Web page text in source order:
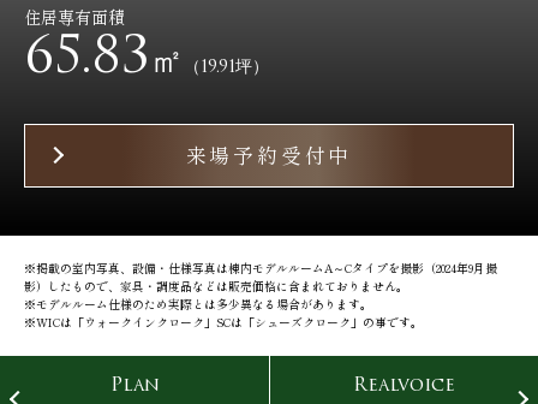
住居専有面積
65.83 ㎡ （19.91坪）
来場予約受付中
※掲載の室内写真、設備・仕様写真は棟内モデルルームA～Cタイプを撮影（2024年9月撮
影）したもので、家具・調度品などは販売価格に含まれておりません。
※モデルルーム仕様のため実際とは多少異なる場合があります。
※WICは「ウォークインクローク」SCは「シューズクローク」の事です。
Plan Realvoice